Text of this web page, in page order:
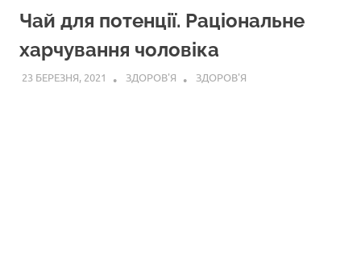
Чай для потенції. Раціональне
харчування чоловіка
23 БЕРЕЗНЯ, 2021 ЗДОРОВ'Я ЗДОРОВ'Я